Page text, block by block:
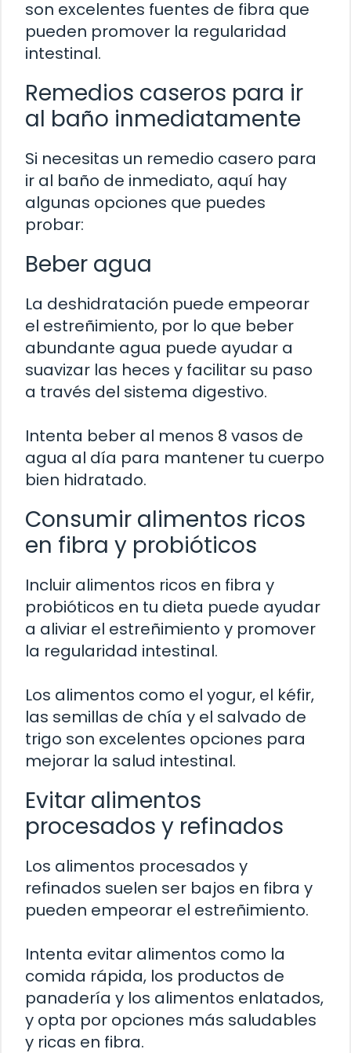
son excelentes fuentes de fibra que
pueden promover la regularidad
intestinal.
Remedios caseros para ir
al baño inmediatamente
Si necesitas un remedio casero para
ir al baño de inmediato, aquí hay
algunas opciones que puedes
probar:
Beber agua
La deshidratación puede empeorar
el estreñimiento, por lo que beber
abundante agua puede ayudar a
suavizar las heces y facilitar su paso
a través del sistema digestivo.
Intenta beber al menos 8 vasos de
agua al día para mantener tu cuerpo
bien hidratado.
Consumir alimentos ricos
en fibra y probióticos
Incluir alimentos ricos en fibra y
probióticos en tu dieta puede ayudar
a aliviar el estreñimiento y promover
la regularidad intestinal.
Los alimentos como el yogur, el kéfir,
las semillas de chía y el salvado de
trigo son excelentes opciones para
mejorar la salud intestinal.
Evitar alimentos
procesados y refinados
Los alimentos procesados y
refinados suelen ser bajos en fibra y
pueden empeorar el estreñimiento.
Intenta evitar alimentos como la
comida rápida, los productos de
panadería y los alimentos enlatados,
y opta por opciones más saludables
y ricas en fibra.